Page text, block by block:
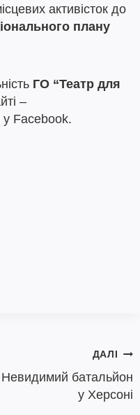
активісток до
плану
ГО “Театр для
–
у Facebook.
ДАЛІ
Невидимий батальйон
у Херсоні